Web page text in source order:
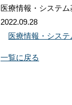
医療情報・システ
2022.09.28
医療情報・シス
一覧に戻る